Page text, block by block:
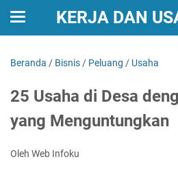
KERJA DAN
Beranda / Bisnis / Peluang / Usaha
25 Usaha di Desa
yang Menguntungkan
Oleh Web Infoku